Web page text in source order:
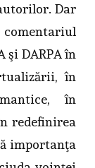
Dar
DARPA în
în
în
redefinirea
importanţa